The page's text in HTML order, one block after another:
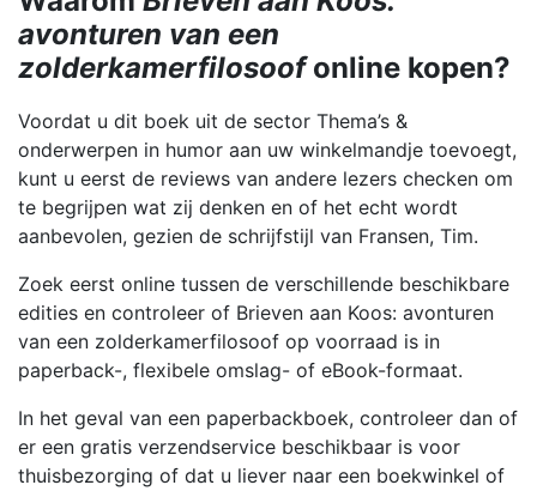
avonturen van een
zolderkamerfilosoofonline kopen?
Voordat u dit boek uit de sector Thema’s &
onderwerpen in humor aan uw winkelmandje toevoegt,
kunt u eerst de reviews van andere lezers checken om
te begrijpen wat zij denken en of het echt wordt
aanbevolen, gezien de schrijfstijl van Fransen, Tim.
Zoek eerst online tussen de verschillende beschikbare
edities en controleer of Brieven aan Koos: avonturen
van een zolderkamerfilosoof op voorraad is in
paperback-, flexibele omslag- of eBook-formaat.
In het geval van een paperbackboek, controleer dan of
er een gratis verzendservice beschikbaar is voor
thuisbezorging of dat u liever naar een boekwinkel of